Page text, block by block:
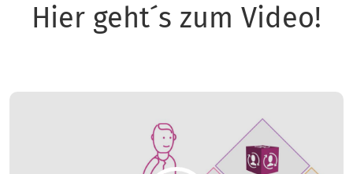
Hier geht´s zum Video!